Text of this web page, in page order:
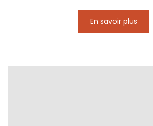
En savoir plus